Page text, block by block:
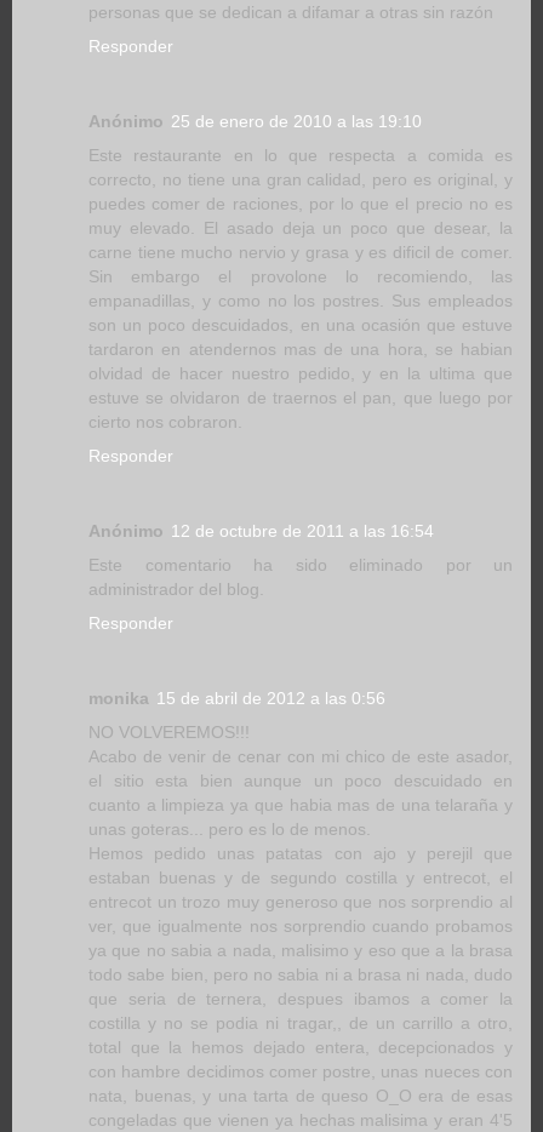
personas que se dedican a difamar a otras sin razón
Responder
Anónimo 25 de enero de 2010 a las 19:10
Este restaurante en lo que respecta a comida es
correcto, no tiene una gran calidad, pero es original, y
puedes comer de raciones, por lo que el precio no es
muy elevado. El asado deja un poco que desear, la
carne tiene mucho nervio y grasa y es dificil de comer.
Sin embargo el provolone lo recomiendo, las
empanadillas, y como no los postres. Sus empleados
son un poco descuidados, en una ocasión que estuve
tardaron en atendernos mas de una hora, se habian
olvidad de hacer nuestro pedido, y en la ultima que
estuve se olvidaron de traernos el pan, que luego por
cierto nos cobraron.
Responder
Anónimo 12 de octubre de 2011 a las 16:54
Este comentario ha sido eliminado por un
administrador del blog.
Responder
monika 15 de abril de 2012 a las 0:56
NO VOLVEREMOS!!!
Acabo de venir de cenar con mi chico de este asador,
el sitio esta bien aunque un poco descuidado en
cuanto a limpieza ya que habia mas de una telaraña y
unas goteras... pero es lo de menos.
Hemos pedido unas patatas con ajo y perejil que
estaban buenas y de segundo costilla y entrecot, el
entrecot un trozo muy generoso que nos sorprendio al
ver, que igualmente nos sorprendio cuando probamos
ya que no sabia a nada, malisimo y eso que a la brasa
todo sabe bien, pero no sabia ni a brasa ni nada, dudo
que seria de ternera, despues ibamos a comer la
costilla y no se podia ni tragar,, de un carrillo a otro,
total que la hemos dejado entera, decepcionados y
con hambre decidimos comer postre, unas nueces con
nata, buenas, y una tarta de queso O_O era de esas
congeladas que vienen ya hechas malisima y eran 4'5